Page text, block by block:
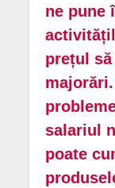
ne pune
prețul
salariul
poate